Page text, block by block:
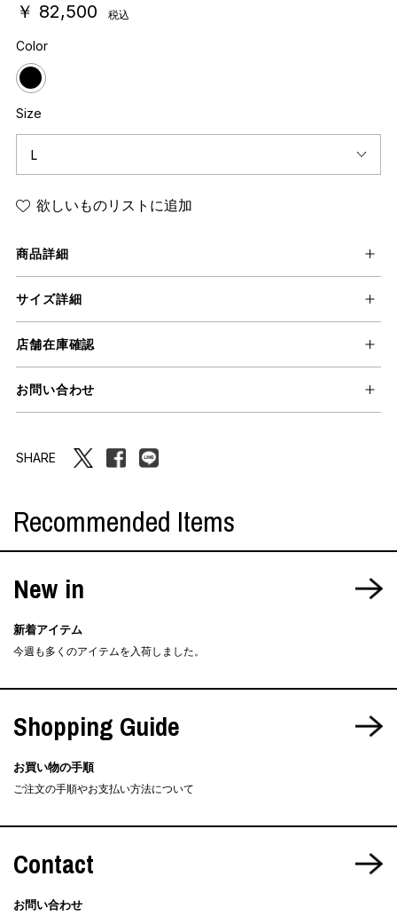
￥ 82,500 税込
Color
Size
欲しいものリストに追加
商品詳細
サイズ詳細
店舗在庫確認
お問い合わせ
SHARE
Recommended Items
New in
新着アイテム
今週も多くのアイテムを入荷しました。
Shopping Guide
お買い物の手順
ご注文の手順やお支払い方法について
Contact
お問い合わせ